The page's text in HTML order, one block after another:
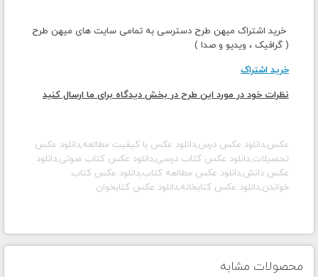
خرید اشتراک میهن طرح دسترسی به تمامی سایت های میهن طرح
( گرافیک ، ویدیو و صدا )
خرید اشتراک
نظرات خود در مورد این طرح در بخش دیدگاه برای ما ارسال کنید
عکس,دانلود عکس درس,دانلود عکس با کیفیت مطالعه,دانلود عکس
تحصیلات,دانلود عکس کتاب درسی,دانلود عکس کتاب صوتی,دانلود
عکس دانش,دانلود عکس مطالعه کتاب,دانلود عکس کتاب
خواندن,دانلود عکس کتابخانه,دانلود عکس کتابخوان
محصولات مشابه